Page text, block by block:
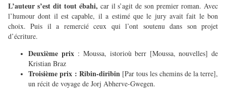
L’auteur s’est dit tout ébahi, car il s’agit de son premier roman. Avec
l’humour dont il est capable, il a estimé que le jury avait fait le bon
choix. Puis il a remercié ceux qui l’ont soutenu dans son projet
d’écriture.
Deuxième prix : Moussa, istorioù berr [Moussa, nouvelles] de
Kristian Braz
Troisième prix : Ribin-diribin [Par tous les chemins de la terre],
un récit de voyage de Jorj Abherve-Gwegen.